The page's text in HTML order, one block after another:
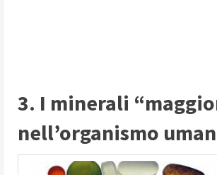
3. I minerali
nell’organismo